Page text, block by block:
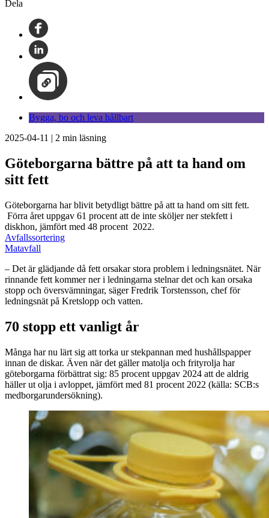
Dela
Bygga, bo och leva hållbart
2025-04-11 | 2 min läsning
Göteborgarna bättre på att ta hand om
sitt fett
Göteborgarna har blivit betydligt bättre på att ta hand om sitt fett.
Förra året uppgav 61 procent att de inte sköljer ner stekfett i
diskhon, jämfört med 48 procent 2022.
Avfallssortering
Matavfall
– Det är glädjande då fett orsakar stora problem i ledningsnätet. När
rinnande fett kommer ner i ledningarna stelnar det och kan orsaka
stopp och översvämningar, säger Fredrik Torstensson, chef för
ledningsnät på Kretslopp och vatten.
70 stopp ett vanligt år
Många har nu lärt sig att torka ur stekpannan med hushållspapper
innan de diskar. Även när det gäller matolja och frityrolja har
göteborgarna förbättrat sig: 85 procent uppgav 2024 att de aldrig
häller ut olja i avloppet, jämfört med 81 procent 2022 (källa: SCB:s
medborgarundersökning).